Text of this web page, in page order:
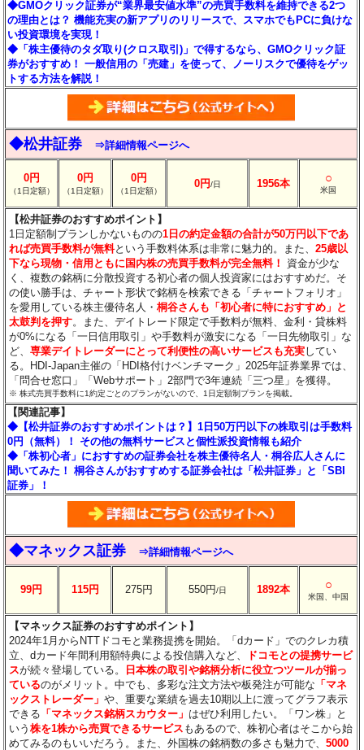
◆GMOクリック証券が“業界最安値水準”の売買手数料を維持できる2つ
の理由とは？ 機能充実の新アプリのリリースで、スマホでもPCに負けな
い投資環境を実現！
◆「株主優待のタダ取り(クロス取引)」で得するなら、GMOクリック証
券がおすすめ！ 一般信用の「売建」を使って、ノーリスクで優待をゲッ
トする方法を解説！
◆松井証券 ⇒詳細情報ページへ
0円
（1日定額）
0円
（1日定額）
0円
（1日定額）
0円/日 1956本 ○
米国
【松井証券のおすすめポイント】
1日定額制プランしかないものの1日の約定金額の合計が50万円以下であ
れば売買手数料が無料という手数料体系は非常に魅力的。また、25歳以
下なら現物・信用ともに国内株の売買手数料が完全無料！
資金が少な
く、複数の銘柄に分散投資する初心者の個人投資家にはおすすめだ。そ
の使い勝手は、チャート形状で銘柄を検索できる「チャートフォリオ」
を愛用している株主優待名人・桐谷さんも「初心者に特におすすめ」と
太鼓判を押す。また、デイトレード限定で手数料が無料、金利・貸株料
が0%になる「一日信用取引」や手数料が激安になる「一日先物取引」な
ど、専業デイトレーダーにとって利便性の高いサービスも充実してい
る。HDI-Japan主催の「HDI格付けベンチマーク」2025年証券業界では、
「問合せ窓口」「Webサポート」2部門で3年連続「三つ星」を獲得。
※ 株式売買手数料に1約定ごとのプランがないので、1日定額制プランを掲載。
【関連記事】
◆【松井証券のおすすめポイントは？】1日50万円以下の株取引は手数料
0円（無料）！ その他の無料サービスと個性派投資情報も紹介
◆「株初心者」におすすめの証券会社を株主優待名人・桐谷広人さんに
聞いてみた！ 桐谷さんがおすすめする証券会社は「松井証券」と「SBI
証券」！
◆マネックス証券 ⇒詳細情報ページへ
99円 115円 275円 550円/日 1892本 ○
米国、中国
【マネックス証券のおすすめポイント】
2024年1月からNTTドコモと業務提携を開始。「dカード」でのクレカ積
立、dカード年間利用額特典による投信購入など、
ドコモとの提携サービ
スが続々登場している。
日本株の取引や銘柄分析に役立つツールが揃っ
ているのがメリット。中でも、多彩な注文方法や板発注が可能な 「マネ
ックストレーダー」や、重要な業績を過去10期以上に渡ってグラフ表示
できる 「マネックス銘柄スカウター」 はぜひ利用したい。「ワン株」と
いう株を1株から売買できるサービス もあるので、株初心者はそこから始
めてみるのもいいだろう。また、外国株の銘柄数の多さも魅力で、5000